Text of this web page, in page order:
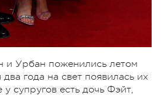
и Урбан поженились летом
года на свет появилась их
супругов есть дочь Фэйт,